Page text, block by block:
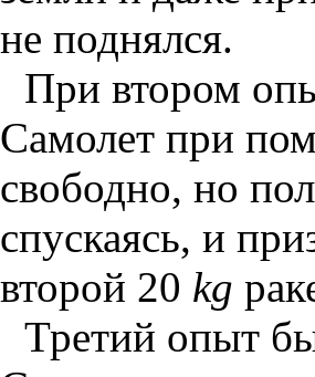
не поднялся.
При втором
Самолет при
свободно, но
спускаясь, и
второй 20 kg
Третий опыт